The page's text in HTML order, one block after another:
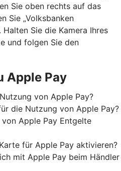
Sie oben rechts auf das
Sie „Volksbanken
Halten Sie die Kamera Ihres
und folgen Sie den
Apple Pay
von Apple Pay?
die Nutzung von Apple Pay?
Apple Pay Entgelte
für Apple Pay aktivieren?
mit Apple Pay beim Händler